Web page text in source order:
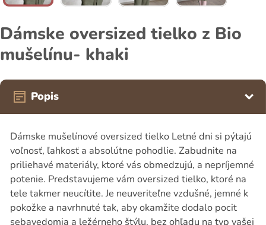
Dámske oversized tielko z Bio
mušelínu- khaki
Popis
Dámske mušelínové oversized tielko Letné dni si pýtajú
voľnosť, ľahkosť a absolútne pohodlie. Zabudnite na
priliehavé materiály, ktoré vás obmedzujú, a nepríjemné
potenie. Predstavujeme vám oversized tielko, ktoré na
tele takmer neucítite. Je neuveriteľne vzdušné, jemné k
pokožke a navrhnuté tak, aby okamžite dodalo pocit
sebavedomia a ležérneho štýlu, bez ohľadu na typ vašej